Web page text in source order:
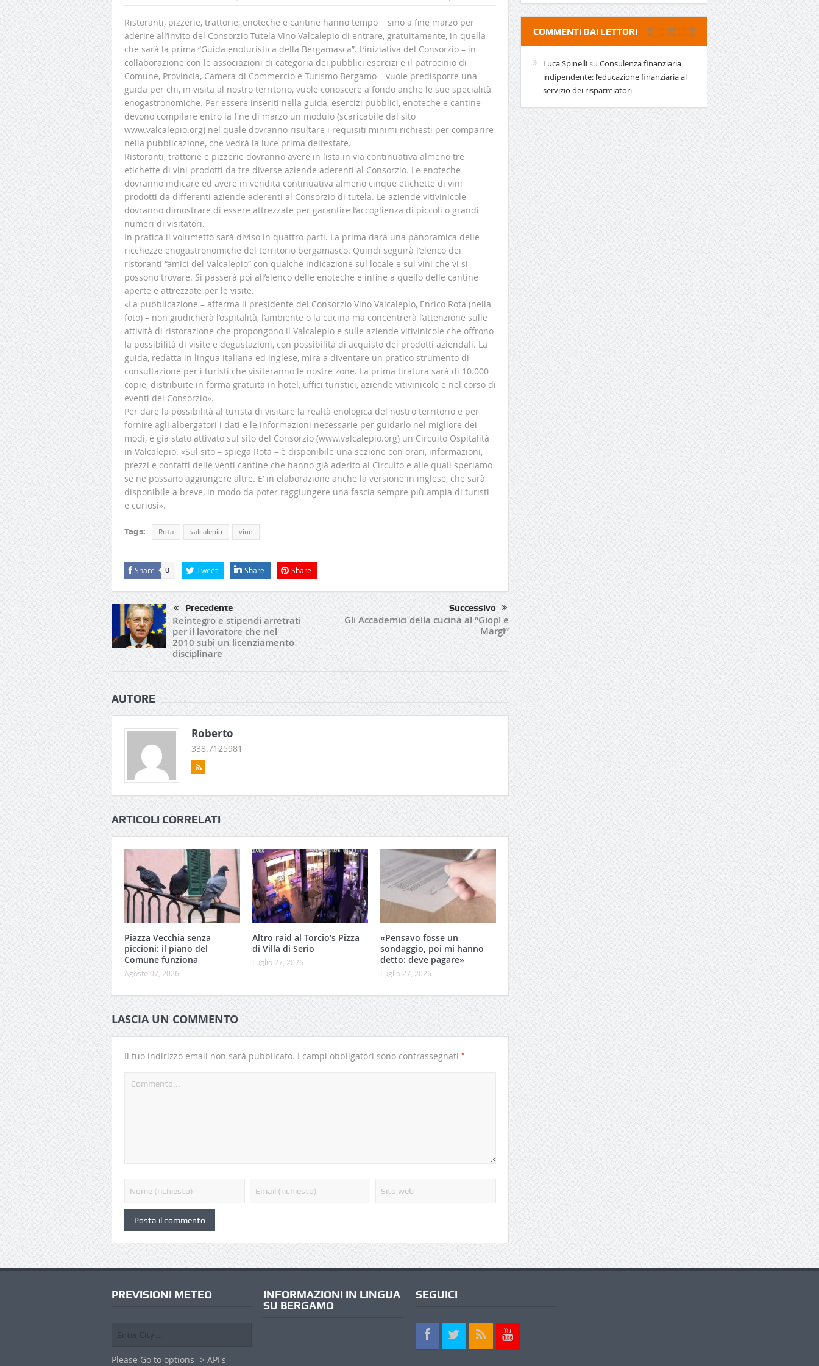
Ristoranti, pizzerie, trattorie, enoteche e cantine hanno tempo sino a fine marzo per
aderire all’invito del Consorzio Tutela Vino Valcalepio di entrare, gratuitamente, in quella
che sarà la prima “Guida enoturistica della Bergamasca”. L’iniziativa del Consorzio – in
collaborazione con le associazioni di categoria dei pubblici esercizi e il patrocinio di
Comune, Provincia, Camera di Commercio e Turismo Bergamo – vuole predisporre una
guida per chi, in visita al nostro territorio, vuole conoscere a fondo anche le sue specialità
enogastronomiche. Per essere inseriti nella guida, esercizi pubblici, enoteche e cantine
devono compilare entro la fine di marzo un modulo (scaricabile dal sito
www.valcalepio.org) nel quale dovranno risultare i requisiti minimi richiesti per comparire
nella pubblicazione, che vedrà la luce prima dell’estate.
Ristoranti, trattorie e pizzerie dovranno avere in lista in via continuativa almeno tre
etichette di vini prodotti da tre diverse aziende aderenti al Consorzio. Le enoteche
dovranno indicare ed avere in vendita continuativa almeno cinque etichette di vini
prodotti da differenti aziende aderenti al Consorzio di tutela. Le aziende vitivinicole
dovranno dimostrare di essere attrezzate per garantire l’accoglienza di piccoli o grandi
numeri di visitatori.
In pratica il volumetto sarà diviso in quattro parti. La prima darà una panoramica delle
ricchezze enogastronomiche del territorio bergamasco. Quindi seguirà l’elenco dei
ristoranti “amici del Valcalepio” con qualche indicazione sul locale e sui vini che vi si
possono trovare. Si passerà poi all’elenco delle enoteche e infine a quello delle cantine
aperte e attrezzate per le visite.
«La pubblicazione – afferma il presidente del Consorzio Vino Valcalepio, Enrico Rota (nella
foto) – non giudicherà l’ospitalità, l’ambiente o la cucina ma concentrerà l’attenzione sulle
attività di ristorazione che propongono il Valcalepio e sulle aziende vitivinicole che offrono
la possibilità di visite e degustazioni, con possibilità di acquisto dei prodotti aziendali. La
guida, redatta in lingua italiana ed inglese, mira a diventare un pratico strumento di
consultazione per i turisti che visiteranno le nostre zone. La prima tiratura sarà di 10.000
copie, distribuite in forma gratuita in hotel, uffici turistici, aziende vitivinicole e nel corso di
eventi del Consorzio».
Per dare la possibilità al turista di visitare la realtà enologica del nostro territorio e per
fornire agli albergatori i dati e le informazioni necessarie per guidarlo nel migliore dei
modi, è già stato attivato sul sito del Consorzio (www.valcalepio.org) un Circuito Ospitalità
in Valcalepio. «Sul sito – spiega Rota – è disponibile una sezione con orari, informazioni,
prezzi e contatti delle venti cantine che hanno già aderito al Circuito e alle quali speriamo
se ne possano aggiungere altre. E’ in elaborazione anche la versione in inglese, che sarà
disponibile a breve, in modo da poter raggiungere una fascia sempre più ampia di turisti
e curiosi».
Tags: Rota valcalepio vino
Share 0 Tweet Share Share
Precedente
Reintegro e stipendi arretrati
per il lavoratore che nel
2010 subì un licenziamento
disciplinare
Successivo
Gli Accademici della cucina al “Giopì e
Margì”
AUTORE
Roberto
338.7125981
ARTICOLI CORRELATI
Piazza Vecchia senza
piccioni: il piano del
Comune funziona
Agosto 07, 2026
Altro raid al Torcio’s Pizza
di Villa di Serio
Luglio 27, 2026
«Pensavo fosse un
sondaggio, poi mi hanno
detto: deve pagare»
Luglio 27, 2026
LASCIA UN COMMENTO
Il tuo indirizzo email non sarà pubblicato. I campi obbligatori sono contrassegnati *
COMMENTI DAI LETTORI
Luca Spinellisu Consulenza finanziaria
indipendente: l’educazione finanziaria al
servizio dei risparmiatori
PREVISIONI METEO
Please Go to options -> API's
INFORMAZIONI IN LINGUA
SU BERGAMO
SEGUICI